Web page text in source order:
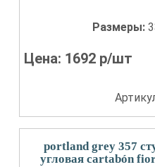
Размеры:
Цена: 1692 р/шт
portland grey 357
угловая cartabón